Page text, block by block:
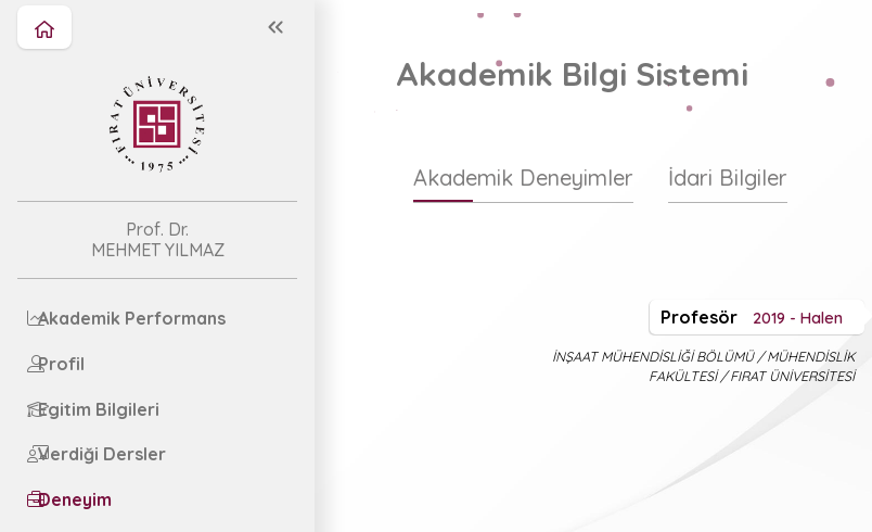
Prof. Dr.
MEHMET YILMAZ
Akademik Performans
Profil
Egitim Bilgileri
Verdiği Dersler
Deneyim
Akademik Bilgi Sistemi
Akademik Deneyimler İdari Bilgiler
Profesör 2019 - Halen
İNŞAAT MÜHENDİSLİĞİ BÖLÜMÜ / MÜHENDİSLİK
FAKÜLTESİ / FIRAT ÜNİVERSİTESİ